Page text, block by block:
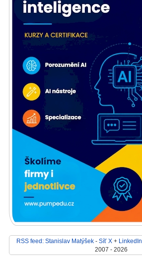
RSS feed: Stanislav Matýšek - Síť X + LinkedIn
2007 - 2026